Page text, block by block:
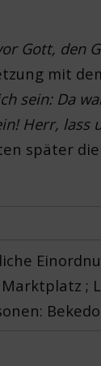
Gott, den
mit
sein: Da
Herr, lass
später
;